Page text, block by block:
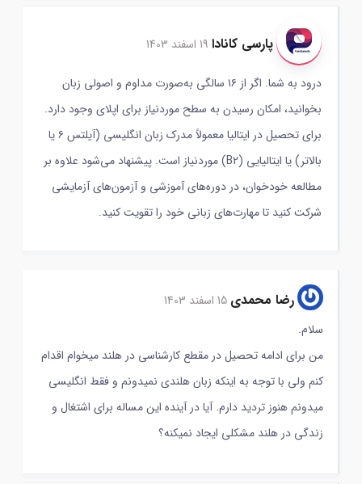
پارسی کانادا 19 اسفند 1403
درود به شما. اگر از ۱۶ سالگی به‌صورت مداوم و اصولی زبان
بخوانید، امکان رسیدن به سطح موردنیاز برای اپلای وجود دارد.
برای تحصیل در ایتالیا معمولاً مدرک زبان انگلیسی (آیلتس ۶ یا
بالاتر) یا ایتالیایی (B2) موردنیاز است. پیشنهاد می‌شود علاوه بر
مطالعه خودخوان، در دوره‌های آموزشی و آزمون‌های آزمایشی
شرکت کنید تا مهارت‌های زبانی خود را تقویت کنید.
رضا محمدی 15 اسفند 1403
سلام.
من برای ادامه تحصیل در مقطع کارشناسی در هلند میخوام اقدام
کنم ولی با توجه به اینکه زبان هلندی نمیدونم و فقط انگلیسی
میدونم هنوز تردید دارم. آیا در آینده این مساله برای اشتغال و
زندگی در هلند مشکلی ایجاد نمیکنه؟